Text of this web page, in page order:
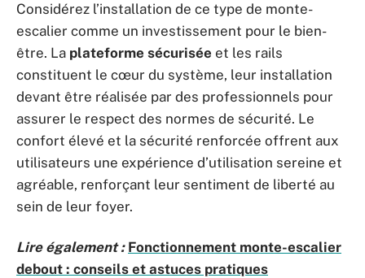
Considérez l’installation de ce type de monte-
escalier comme un investissement pour le bien-
être. La plateforme sécurisée et les rails
constituent le cœur du système, leur installation
devant être réalisée par des professionnels pour
assurer le respect des normes de sécurité. Le
confort élevé et la sécurité renforcée offrent aux
utilisateurs une expérience d’utilisation sereine et
agréable, renforçant leur sentiment de liberté au
sein de leur foyer.
Lire également : Fonctionnement monte-escalier
debout : conseils et astuces pratiques